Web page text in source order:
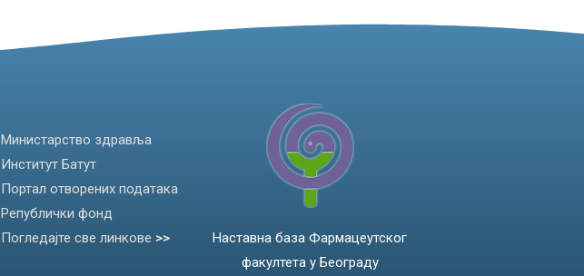
Министарство здравља
Институт Батут
Портал отворених података
Републички фонд
Погледајте све линкове >>
Наставна база Фармацеутског
факултета у Београду